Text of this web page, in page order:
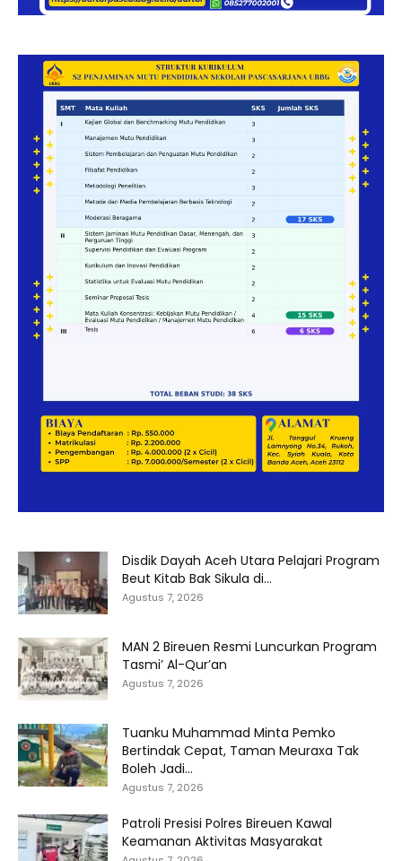
Disdik Dayah Aceh Utara Pelajari Program
Beut Kitab Bak Sikula di...
Agustus 7, 2026
MAN 2 Bireuen Resmi Luncurkan Program
Tasmi’ Al-Qur’an
Agustus 7, 2026
Tuanku Muhammad Minta Pemko
Bertindak Cepat, Taman Meuraxa Tak
Boleh Jadi...
Agustus 7, 2026
Patroli Presisi Polres Bireuen Kawal
Keamanan Aktivitas Masyarakat